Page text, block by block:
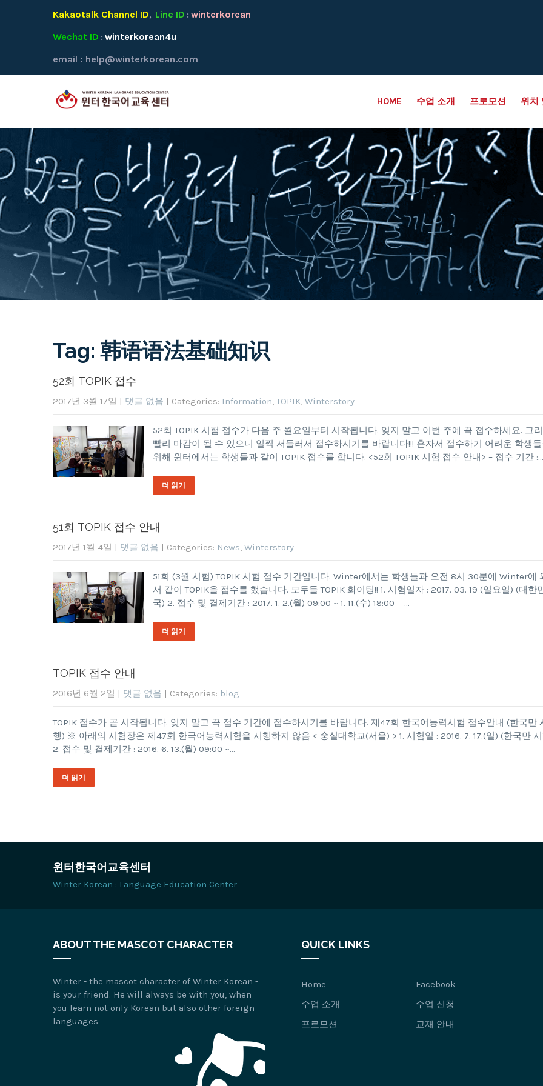
Kakaotalk Channel ID, Line ID : winterkorean
Wechat ID : winterkorean4u
email : help@winterkorean.com
HOME 수업 소개 프로모션 위치
Tag: 韩语语法基础知识
52회 TOPIK 접수
2017년 3월 17일 | 댓글 없음 | Categories: Information,TOPIK, Winterstory
52회 TOPIK 시험 접수가 다음 주 월요일부터 시작됩니다. 잊지 말고 이번 주에 꼭 접수하세요. 그
빨리 마감이 될 수 있으니 일찍 서둘러서 접수하시기를 바랍니다!!! 혼자서 접수하기 어려운 학생
위해 윈터에서는 학생들과 같이 TOPIK 접수를 합니다. <52회 TOPIK 시험 접수 안내> – 접수 기간 :…
더 읽기
51회 TOPIK 접수 안내
2017년 1월 4일 | 댓글 없음 | Categories: News, Winterstory
51회 (3월 시험) TOPIK 시험 접수 기간입니다. Winter에서는 학생들과 오전 8시 30분에 Winter에
서 같이 TOPIK을 접수를 했습니다. 모두들 TOPIK 화이팅!! 1. 시험일자 : 2017. 03. 19 (일요일) (대한
국) 2. 접수 및 결제기간 : 2017. 1. 2.(월) 09:00 ~ 1. 11.(수) 18:00 …
더 읽기
TOPIK 접수 안내
2016년 6월 2일 | 댓글 없음 | Categories: blog
TOPIK 접수가 곧 시작됩니다. 잊지 말고 꼭 접수 기간에 접수하시기를 바랍니다. 제47회 한국어능력시험 접수안내 (한국만
행) ※ 아래의 시험장은 제47회 한국어능력시험을 시행하지 않음 < 숭실대학교(서울) > 1. 시험일 : 2016. 7. 17.(일) (한국만
2. 접수 및 결제기간 : 2016. 6. 13.(월) 09:00 ~…
더 읽기
윈터한국어교육센터
Winter Korean : Language Education Center
ABOUT THE MASCOT CHARACTER
Winter - the mascot character of Winter Korean -
is your friend. He will always be with you, when
you learn not only Korean but also other foreign
languages
QUICK LINKS
Home
Facebook
수업 소개
수업 신청
프로모션
교재 안내